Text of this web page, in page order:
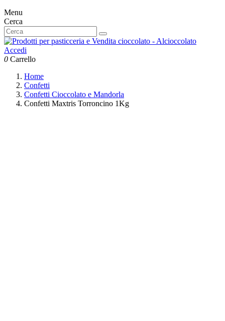
Menu
Cerca
Accedi
0 Carrello
Home
Confetti
Confetti Cioccolato e Mandorla
Confetti Maxtris Torroncino 1Kg